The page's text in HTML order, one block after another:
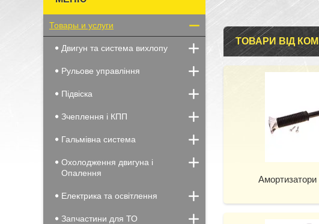
ТОВАРИ ВІД
Товары и услуги
Двигун та система вихлопу
Рульове управління
Підвіска
Зчеплення і КПП
Гальмівна система
Охолодження двигуна і
Опалення
Електрика та освітлення
Запчастини для ТО